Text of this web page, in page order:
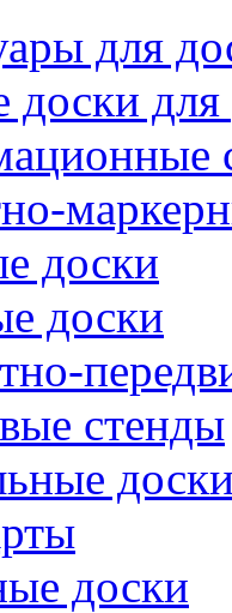
для
доски
доски
доски
стенды
доски